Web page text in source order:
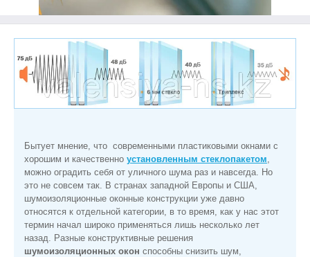
Бытует мнение, что современными пластиковыми окнами с
хорошим и качественно установленным стеклопакетом
можно оградить себя от уличного шума раз и навсегда. Но
это не совсем так. В странах западной Европы и США,
шумоизоляционные оконные конструкции уже давно
относятся к отдельной категории, в то время, как у нас этот
термин начал широко применяться лишь несколько лет
назад. Разные конструктивные решения
шумоизоляционных окон способны снизить шум,